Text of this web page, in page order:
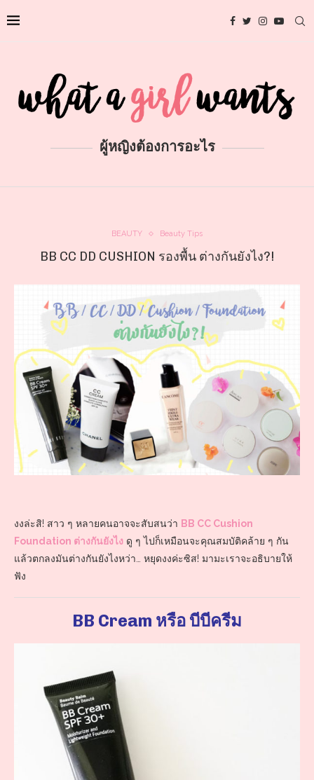
ผู้หญิงต้องการอะไร
BEAUTY Beauty Tips
BB CC DD CUSHION รองพื้น ต่างกันยังไง?!
งงล่ะสิ! สาว ๆ หลายคนอาจจะสับสนว่า BB CC Cushion
Foundation ต่างกันยังไง ดู ๆ ไปก็เหมือนจะคุณสมบัติคล้าย ๆ กัน
แล้วตกลงมันต่างกันยังไงหว่า… หยุดงงค่ะซิส! มามะเราจะอธิบายให้
ฟัง
BB Cream หรือ บีบีครีม